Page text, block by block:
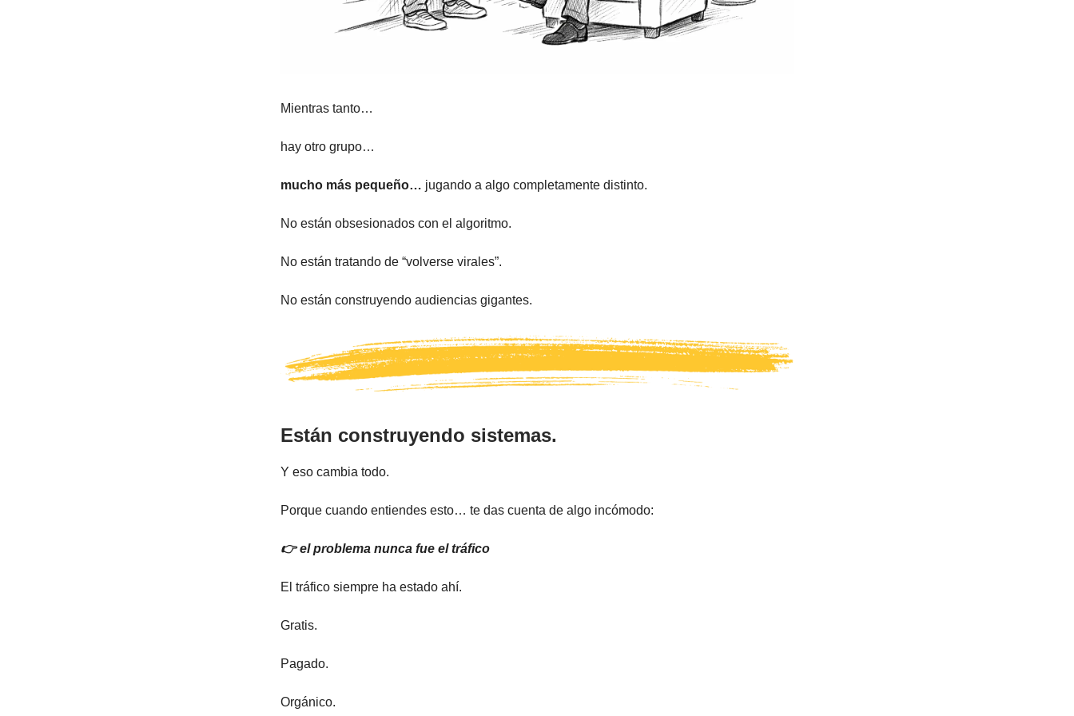
Mientras tanto…
hay otro grupo…
mucho más pequeño… jugando a algo completamente distinto.
No están obsesionados con el algoritmo.
No están tratando de “volverse virales”.
No están construyendo audiencias gigantes.
Están construyendo sistemas.
Y eso cambia todo.
Porque cuando entiendes esto… te das cuenta de algo incómodo:
👉 el problema nunca fue el tráfico
El tráfico siempre ha estado ahí.
Gratis.
Pagado.
Orgánico.